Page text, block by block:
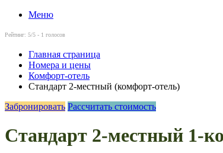
Меню
Рейтинг: 5/5 - 1 голосов
Главная страница
Номера и цены
Комфорт-отель
Стандарт 2-местный (комфорт-отель)
Забронировать Рассчитать стоимость
Стандарт 2-местный 1-